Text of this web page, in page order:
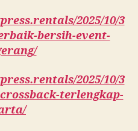
2025/10/3
bersih-event-
2025/10/3
terlengkap-